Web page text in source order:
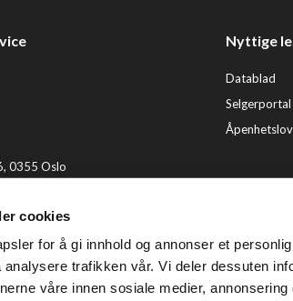
cookies
for å gi innhold og annonser et
trafikken vår. Vi deler dessuten
våre innen sosiale medier,
0355 Oslo
Nyttige
Datablad
Selgerportal